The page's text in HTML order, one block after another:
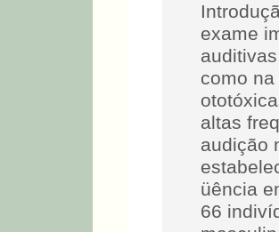
exame
como
altas
audição
üência
66